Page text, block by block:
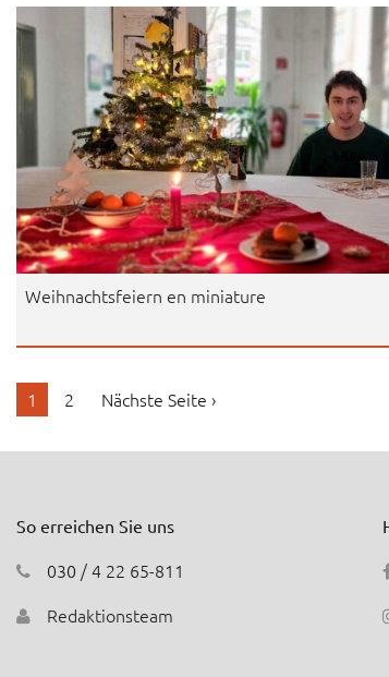
Weihnachtsfeiern en miniature
1 2 Nächste Seite ›
So erreichen Sie uns
030 / 4 22 65-811
Redaktionsteam